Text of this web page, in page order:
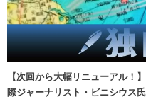
【次回から大幅リニューアル
際ジャーナリスト・ビニシウス氏